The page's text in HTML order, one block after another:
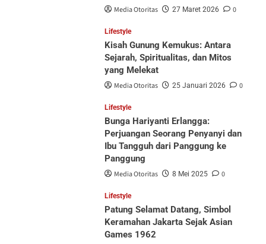
Media Otoritas 27 Maret 2026 0
Lifestyle
Kisah Gunung Kemukus: Antara
Sejarah, Spiritualitas, dan Mitos
yang Melekat
Media Otoritas 25 Januari 2026 0
Lifestyle
Bunga Hariyanti Erlangga:
Perjuangan Seorang Penyanyi dan
Ibu Tangguh dari Panggung ke
Panggung
Media Otoritas 8 Mei 2025 0
Lifestyle
Patung Selamat Datang, Simbol
Keramahan Jakarta Sejak Asian
Games 1962